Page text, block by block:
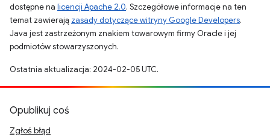
dostępne na licencji Apache 2.0. Szczegółowe informacje na ten
temat zawierają zasady dotyczące witryny Google Developers.
Java jest zastrzeżonym znakiem towarowym firmy Oracle i jej
podmiotów stowarzyszonych.
Ostatnia aktualizacja: 2024-02-05 UTC.
Opublikuj coś
Zgłoś błąd